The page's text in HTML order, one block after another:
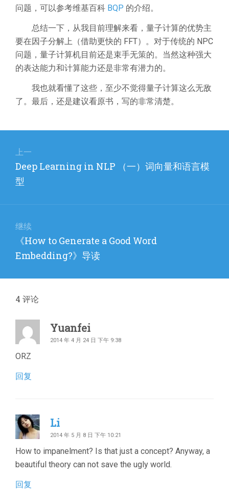
问题，可以参考维基百科 BQP 的介绍。
总结一下，从我目前理解来看，量子计算的优势主
要在因子分解上（借助更快的 FFT）。对于传统的 NPC
问题，量子计算机目前还是束手无策的。当然这种强大
的表达能力和计算能力还是非常有潜力的。
我也就看懂了这些，至少不觉得量子计算这么无敌
了。最后，还是建议看原书，写的非常清楚。
上一
上
篇
Deep Learning in NLP （一）词向量和语言模
型
继续
下
篇
章：
《How to Generate a Good Word
Embedding?》导读
4 评论
Yuanfei
2014 年 4 月 24 日 下午 9:38
ORZ
回复
Li
2014 年 5 月 8 日 下午 10:21
How to impanelment? Is that just a concept? Anyway, a
beautiful theory can not save the ugly world.
回复